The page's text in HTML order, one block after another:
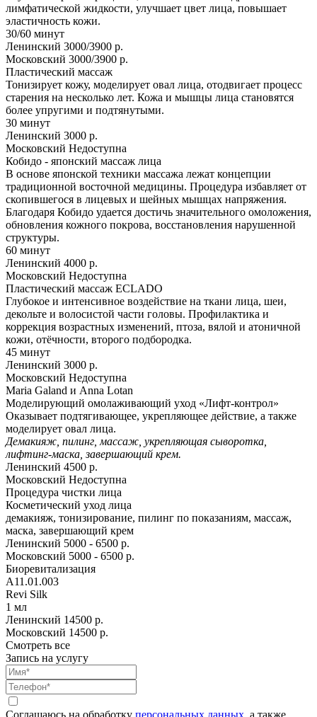
лимфатической жидкости, улучшает цвет лица, повышает
эластичность кожи.
30/60 минут
Ленинский 3000/3900 р.
Московский 3000/3900 р.
Пластический массаж
Тонизирует кожу, моделирует овал лица, отодвигает процесс
старения на несколько лет. Кожа и мышцы лица становятся
более упругими и подтянутыми.
30 минут
Ленинский 3000 р.
Московский Недоступна
Кобидо - японский массаж лица
В основе японской техники массажа лежат концепции
традиционной восточной медицины. Процедура избавляет от
скопившегося в лицевых и шейных мышцах напряжения.
Благодаря Кобидо удается достичь значительного омоложения,
обновления кожного покрова, восстановления нарушенной
структуры.
60 минут
Ленинский 4000 р.
Московский Недоступна
Пластический массаж ECLADO
Глубокое и интенсивное воздействие на ткани лица, шеи,
декольте и волосистой части головы. Профилактика и
коррекция возрастных изменений, птоза, вялой и атоничной
кожи, отёчности, второго подбородка.
45 минут
Ленинский 3000 р.
Московский Недоступна
Maria Galand и Anna Lotan
Моделирующий омолаживающий уход «Лифт-контрол»
Оказывает подтягивающее, укрепляющее действие, а также
моделирует овал лица.
Демакияж, пилинг, массаж, укрепляющая сыворотка,
лифтинг-маска, завершающий крем.
Ленинский 4500 р.
Московский Недоступна
Процедура чистки лица
Косметический уход лица
демакияж, тонизирование, пилинг по показаниям, массаж,
маска, завершающий крем
Ленинский 5000 - 6500 р.
Московский 5000 - 6500 р.
Биоревитализация
A11.01.003
Revi Silk
1 мл
Ленинский 14500 р.
Московский 14500 р.
Смотреть все
Запись на услугу
Соглашаюсь на обработку персональных данных , а также